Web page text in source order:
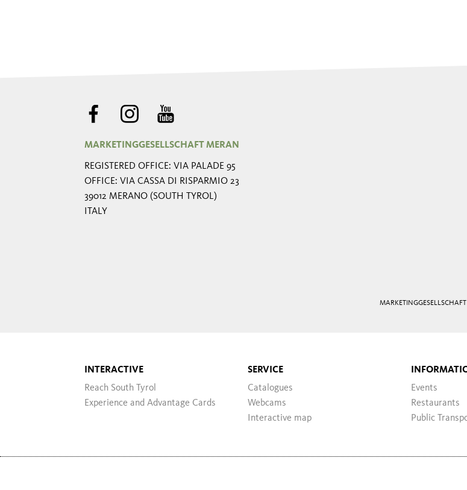
MARKETINGGESELLSCHAFT MERAN
REGISTERED OFFICE: VIA PALADE 95
OFFICE: VIA CASSA DI RISPARMIO 23
39012 MERANO (SOUTH TYROL)
ITALY
INTERACTIVE
Reach South Tyrol
Experience and Advantage Cards
SERVICE
Catalogues
Webcams
Interactive map
Events
Restaurants
Public